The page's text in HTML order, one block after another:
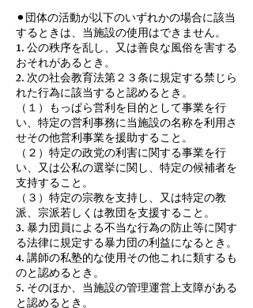
⚫︎団体の活動が以下のいずれかの場合に該当
するときは、当施設の使用はできません。
1. 公の秩序を乱し、又は善良な風俗を害する
おそれがあるとき。
2. 次の社会教育法第２３条に規定する禁じら
れた行為に該当すると認めるとき。
（１）もっぱら営利を目的として事業を行
い、特定の営利事務に当施設の名称を利用さ
せその他営利事業を援助すること。
（２）特定の政党の利害に関する事業を行
い、又は公私の選挙に関し、特定の候補者を
支持すること。
（３）特定の宗教を支持し、又は特定の教
派、宗派若しくは教団を支援すること。
3. 暴力団員による不当な行為の防止等に関す
る法律に規定する暴力団の利益になるとき。
4. 講師の私塾的な使用その他これに類するも
のと認めるとき。
5. そのほか、当施設の管理運営上支障がある